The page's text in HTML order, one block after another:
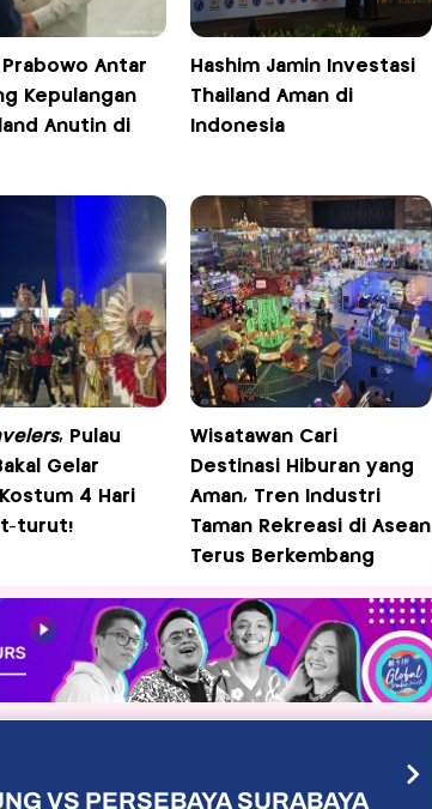
Prabowo Antar
Kepulangan
Anutin di
Hashim Jamin Investasi
Thailand Aman di
Indonesia
, Pulau
Gelar
4 Hari
turut!
Wisatawan Cari
Destinasi Hiburan yang
Aman, Tren Industri
Taman Rekreasi di Asean
Terus Berkembang
VS PERSEBAYA SURABAYA